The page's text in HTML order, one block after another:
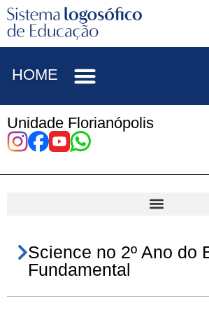
HOME
Unidade Florianópolis
Science no 2º Ano do
Fundamental